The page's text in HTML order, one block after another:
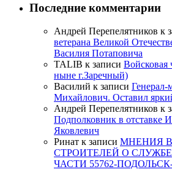
Последние комментарии
Андрей Перепелятников к
ветерана Великой
Василия Потаповича
TALIB к записи Войсковая
ныне г.Заречный)
Василий к записи
Михайлович. Оставил
Андрей Перепелятников к
Подполковник в отставке
Яковлевич
Ринат к записи МНЕНИЯ
СТРОИТЕЛЕЙ О
ЧАСТИ 55762-